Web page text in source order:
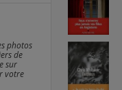
photos
de
sur
votre